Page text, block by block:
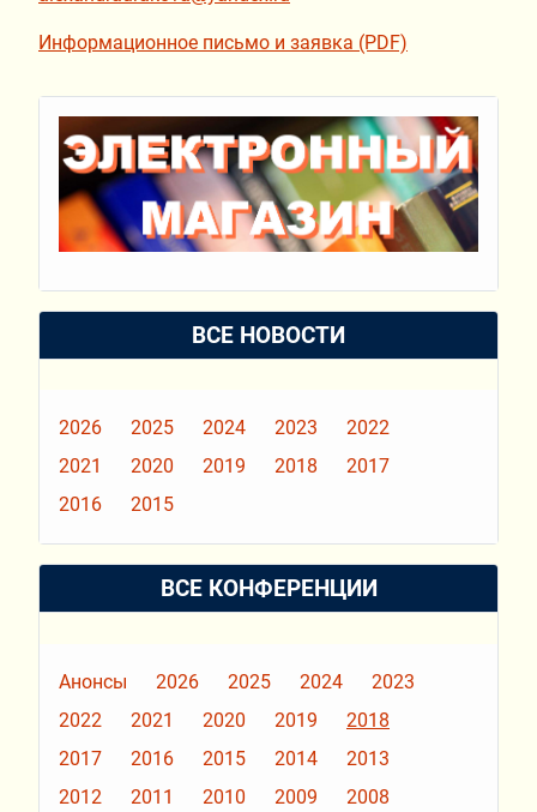
Информационное письмо и заявка (PDF)
ВСЕ НОВОСТИ
2026 2025 2024 2023
2022
2021
2020 2019 2018
2017
2016
2015
ВСЕ КОНФЕРЕНЦИИ
Анонсы 2026 2025 2024
2023
2022
2021 2020 2019
2018
2017
2016 2015 2014
2013
2012
2011 2010 2009
2008